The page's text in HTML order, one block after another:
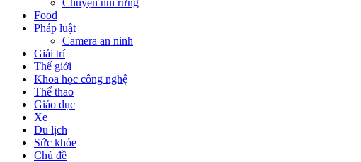
Chuyện núi rừng
Food
Pháp luật
Camera an ninh
Giải trí
Thế giới
Khoa học công nghệ
Thể thao
Giáo dục
Xe
Du lịch
Sức khỏe
Chủ đề